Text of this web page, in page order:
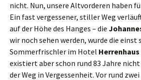
nicht. Nun, unsere Altvorderen haben
Ein fast vergessener, stiller Weg
auf der Höhe des Hanges – die
wir noch sehen werden, wurde die einst
Sommerfrischler im Hotel Herrenhaus
existiert aber schon rund 83 Jahre
der Weg in Vergessenheit. Vor rund